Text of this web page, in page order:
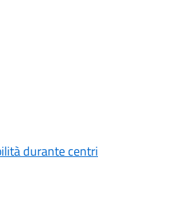
durante centri